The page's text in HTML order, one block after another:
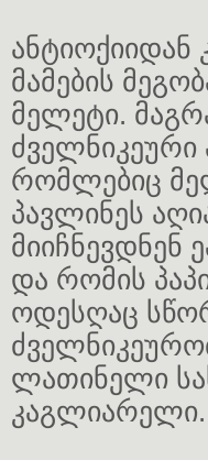
ანტიოქიიდან
მამების
მელეტი.
რომლებიც
პავლინეს
და რომის
ოდესღაც
ლათინელი
კაგლიარელი.